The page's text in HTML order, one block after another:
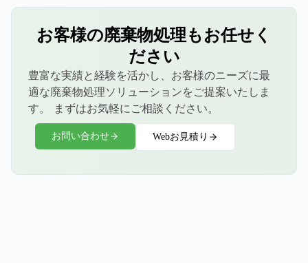
お客様の廃棄物処理もお任せく
ださい
豊富な実績と経験を活かし、お客様のニーズに最
適な廃棄物処理ソリューションをご提案いたしま
す。 まずはお気軽にご相談ください。
お問い合わせ Webお見積り